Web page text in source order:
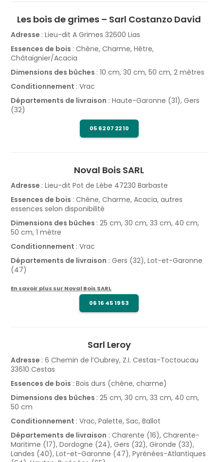
Les bois de grimes – Sarl Costanzo David
Adresse : Lieu-dit A Grimes 32600 Lias
Essences de bois : Chêne, Charme, Hêtre,
Châtaignier/Acacia
Dimensions des bûches : 10 cm, 30 cm, 50 cm, 2 mètres
Conditionnement : Vrac
Départements de livraison : Haute-Garonne (31), Gers
(32)
05 62 07 22 10
Noval Bois SARL
Adresse : Lieu-dit Pot de Lèbe 47230 Barbaste
Essences de bois : Chêne, Charme, Acacia, autres
essences selon disponibilité
Dimensions des bûches : 25 cm, 30 cm, 33 cm, 40 cm,
50 cm, 1 mètre
Conditionnement : Vrac
Départements de livraison : Gers (32), Lot-et-Garonne
(47)​
En savoir plus sur Noval Bois SARL
06 16 45 19 53
Sarl Leroy
Adresse : 6 Chemin de l’Oubrey, Z.I. Cestas-Toctoucau
33610 Cestas
Essences de bois : Bois durs (chêne, charme)
Dimensions des bûches : 25 cm, 30 cm, 33 cm, 40 cm,
50 cm
Conditionnement : Vrac, Palette, Sac, Ballot
Départements de livraison : Charente (16), Charente-
Maritime (17), Dordogne (24), Gers (32), Gironde (33),
Landes (40), Lot-et-Garonne (47), Pyrénées-Atlantiques